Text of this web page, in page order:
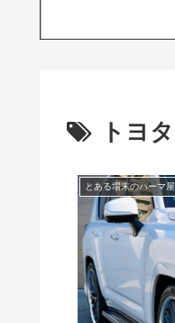
トヨタ
とある場末のパーマ屋